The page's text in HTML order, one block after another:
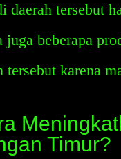
daerah tersebut
beberapa
karena
Timur?